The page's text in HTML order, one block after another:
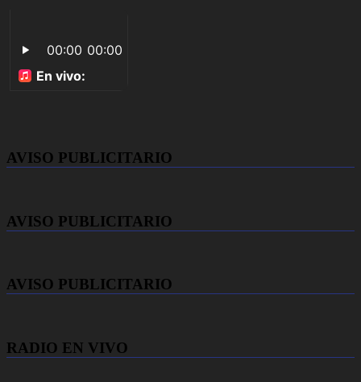
AVISO PUBLICITARIO
AVISO PUBLICITARIO
AVISO PUBLICITARIO
RADIO EN VIVO